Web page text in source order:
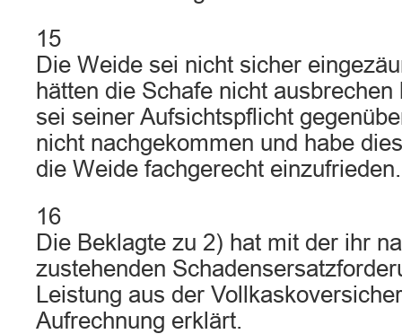
15
Die Weide sei nicht sicher
hätten die Schafe nicht
sei seiner Aufsichtspflicht
nicht nachgekommen und habe
die Weide fachgerecht einzufrieden.
16
Die Beklagte zu 2) hat mit der ihr
zustehenden
Leistung aus der
Aufrechnung erklärt.